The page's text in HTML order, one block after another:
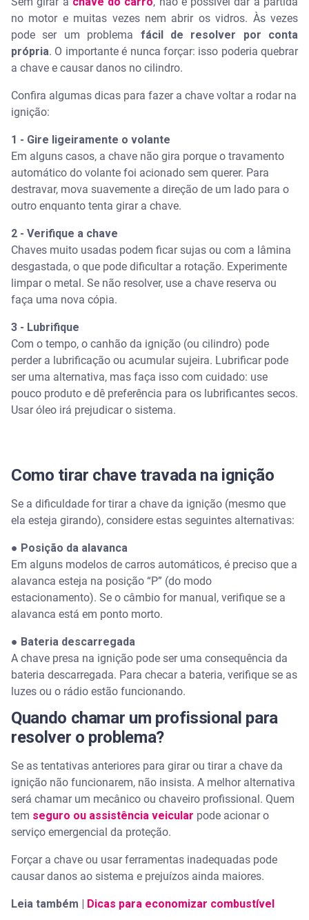
no motor e muitas vezes nem abrir os vidros. Às vezes
pode ser um problema fácil de resolver por conta
própria. O importante é nunca forçar: isso poderia quebrar
a chave e causar danos no cilindro.
Confira algumas dicas para fazer a chave voltar a rodar na
ignição:
1 - Gire ligeiramente o volante
Em alguns casos, a chave não gira porque o travamento
automático do volante foi acionado sem querer. Para
destravar, mova suavemente a direção de um lado para o
outro enquanto tenta girar a chave.
2 - Verifique a chave
Chaves muito usadas podem ficar sujas ou com a lâmina
desgastada, o que pode dificultar a rotação. Experimente
limpar o metal. Se não resolver, use a chave reserva ou
faça uma nova cópia.
3 - Lubrifique
Com o tempo, o canhão da ignição (ou cilindro) pode
perder a lubrificação ou acumular sujeira. Lubrificar pode
ser uma alternativa, mas faça isso com cuidado: use
pouco produto e dê preferência para os lubrificantes secos.
Usar óleo irá prejudicar o sistema.
Como tirar chave travada na ignição
Se a dificuldade for tirar a chave da ignição (mesmo que
ela esteja girando), considere estas seguintes alternativas:
● Posição da alavanca
Em alguns modelos de carros automáticos, é preciso que a
alavanca esteja na posição “P” (do modo
estacionamento). Se o câmbio for manual, verifique se a
alavanca está em ponto morto.
● Bateria descarregada
A chave presa na ignição pode ser uma consequência da
bateria descarregada. Para checar a bateria, verifique se as
luzes ou o rádio estão funcionando.
Quando chamar um profissional para
resolver o problema?
Se as tentativas anteriores para girar ou tirar a chave da
ignição não funcionarem, não insista. A melhor alternativa
será chamar um mecânico ou chaveiro profissional. Quem
tem seguro ou assistência veicular pode acionar o
serviço emergencial da proteção.
Forçar a chave ou usar ferramentas inadequadas pode
causar danos ao sistema e prejuízos ainda maiores.
Leia também | Dicas para economizar combustível